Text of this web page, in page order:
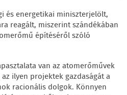
és energetikai miniszterjelölt,
reagált, miszerint szándékában
építéséről szóló
van az atomerőművek
ilyen projektek gazdaságát a
racionális dolgok. Könnyen